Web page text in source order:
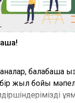
балабақша
бір жыл бойы